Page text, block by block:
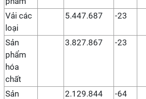
Vải các
loại
5.447.687 -23
Sản
phẩm
hóa
chất
3.827.867 -23
Sản
2.129.844 -64